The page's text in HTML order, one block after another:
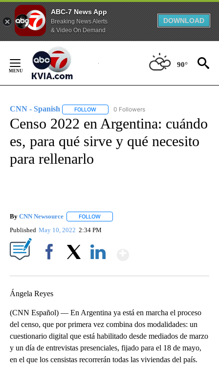
ABC-7 News App
Breaking News Alerts
& Video On Demand
DOWNLOAD
Content
90°
CNN - Spanish FOLLOW FOLLOW "CNN - SPANISH" TO RECEIVE
0 Followers
Censo 2022 en Argentina: cuándo
es, para qué sirve y qué necesito
para rellenarlo
By CNN Newsource FOLLOW
Published May 10, 2022 2:34 PM
Ángela Reyes
(CNN Español) — En Argentina ya está en marcha el proceso
del censo, que por primera vez combina dos modalidades: un
cuestionario digital que está habilitado desde mediados de marzo
y un día de entrevistas presenciales, fijado para el 18 de mayo,
en el que los censistas recorrerán todas las viviendas del país.